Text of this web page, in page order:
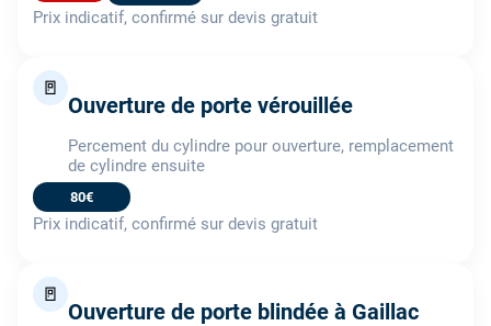
Prix indicatif, confirmé sur devis gratuit
🚪
Ouverture de porte vérouillée
Percement du cylindre pour ouverture, remplacement
de cylindre ensuite
80€
Prix indicatif, confirmé sur devis gratuit
🚪
Ouverture de porte blindée à Gaillac